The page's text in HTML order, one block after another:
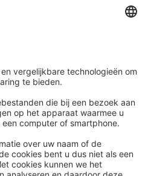
Meer
HR Academy
HR Podcast
CHRO
HR Day